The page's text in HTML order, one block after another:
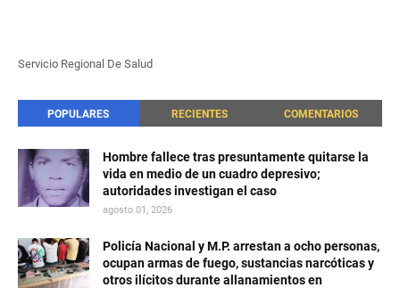
Servicio Regional De Salud
POPULARES RECIENTES COMENTARIOS
Hombre fallece tras presuntamente quitarse la
vida en medio de un cuadro depresivo;
autoridades investigan el caso
agosto 01, 2026
Policía Nacional y M.P. arrestan a ocho personas,
ocupan armas de fuego, sustancias narcóticas y
otros ilícitos durante allanamientos en